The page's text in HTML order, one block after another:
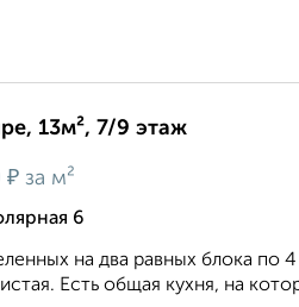
13м², 7/9 этаж
₽ за м²
6
на два равных блока по
Есть общая кухня, на